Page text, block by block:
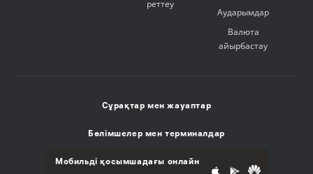
реттеу
Аударымдар
Валюта
айырбастау
Сұрақтар мен жауаптар
Бөлімшелер мен терминалдар
Мобильді қосымшадағы онлайн